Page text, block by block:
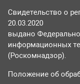
Свидетельство о
20.03.2020
выдано
информационных
(Роскомнадзор).
Положение об